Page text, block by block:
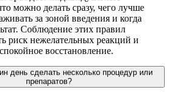
можно делать сразу, чего лучше
за зоной введения и когда
Соблюдение этих правил
риск нежелательных реакций и
восстановление.
день сделать несколько процедур или
препаратов?